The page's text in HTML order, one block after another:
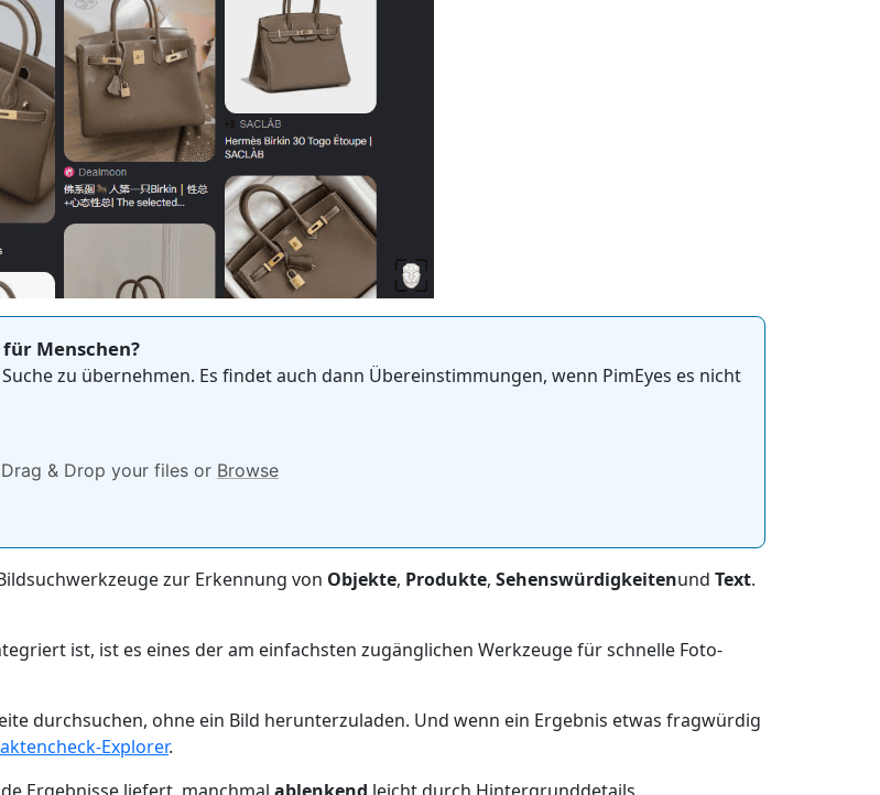
für Menschen?
zu übernehmen. Es findet auch dann Übereinstimmungen, wenn PimEyes es nicht
Drag & Drop your files or Browse
zur Erkennung von Objekte, Produkte, Sehenswürdigkeitenund Text.
ist, ist es eines der am einfachsten zugänglichen Werkzeuge für schnelle Foto-
durchsuchen, ohne ein Bild herunterzuladen. Und wenn ein Ergebnis etwas fragwürdig
Explorer.